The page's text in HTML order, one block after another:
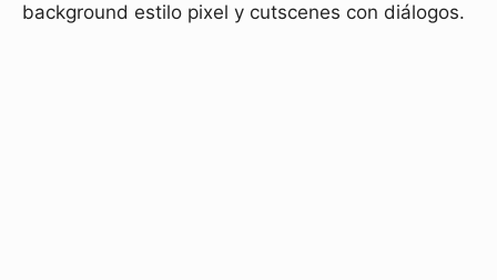
background estilo pixel y cutscenes con diálogos.